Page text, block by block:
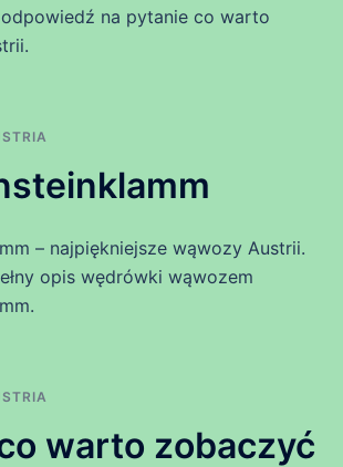
na pytanie co warto
– najpiękniejsze wąwozy Austrii.
opis wędrówki wąwozem
warto zobaczyć